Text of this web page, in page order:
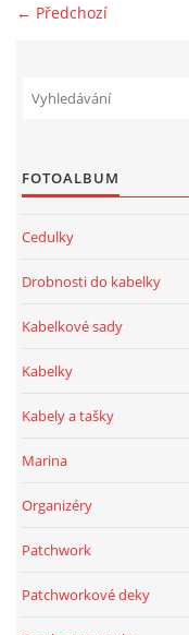
← Předchozí
FOTOALBUM
Cedulky
Drobnosti do kabelky
Kabelkové sady
Kabelky
Kabely a tašky
Marina
Organizéry
Patchwork
Patchworkové deky